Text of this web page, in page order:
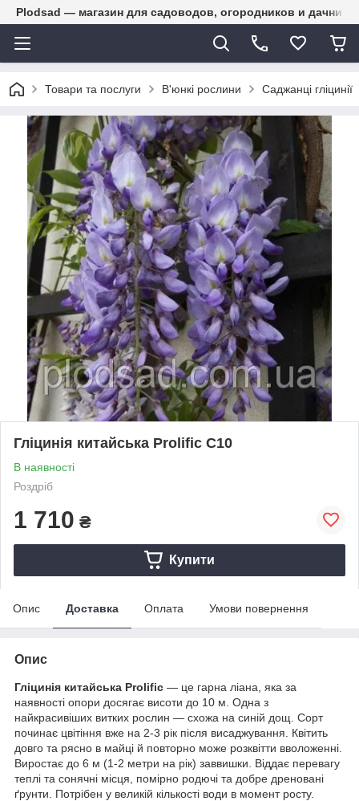
Plodsad — магазин для садоводов, огородников и
Товари та послуги В'юнкі рослини Саджанці гліцинії
Гліцинія китайська Prolific С10
В наявності
Роздріб
1 710 ₴
Купити
Опис Доставка Оплата Умови повернення
Опис
Гліцинія китайська Prolific — це гарна ліана, яка за
наявності опори досягає висоти до 10 м. Одна з
найкрасивіших витких рослин — схожа на синій дощ. Сорт
починає цвітіння вже на 2-3 рік після висаджування. Квітить
довго та рясно в майці й повторно може розквітти вволоженні.
Виростає до 6 м (1-2 метри на рік) заввишки. Віддає перевагу
теплі та сонячні місця, помірно родючі та добре дреновані
ґрунти. Потрібен у великій кількості води в момент росту.